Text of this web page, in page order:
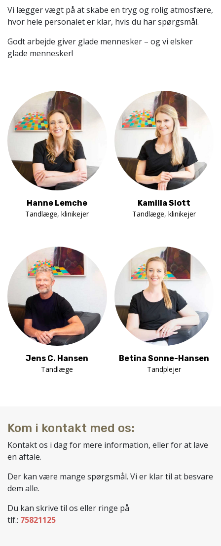
Vi lægger vægt på at skabe en tryg og rolig atmosfære,
hvor hele personalet er klar, hvis du har spørgsmål.
Godt arbejde giver glade mennesker – og vi elsker
glade mennesker!
Hanne Lemche
Tandlæge, klinikejer
Kamilla Slott
Tandlæge, klinikejer
Jens C. Hansen
Tandlæge
Betina Sonne-Hansen
Tandplejer
Kom i kontakt med os:
Kontakt os i dag for mere information, eller for at lave
en aftale.
Der kan være mange spørgsmål. Vi er klar til at besvare
dem alle.
Du kan skrive til os eller ringe på
tlf.: 75821125